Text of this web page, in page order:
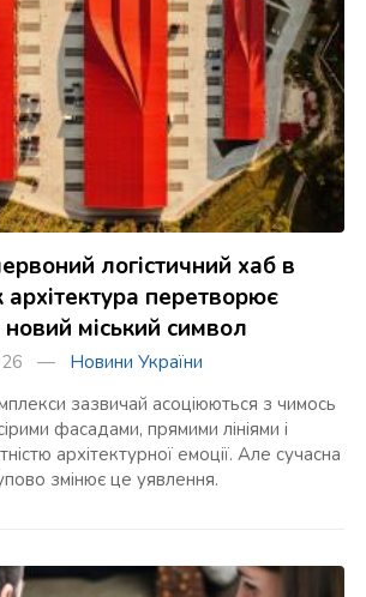
логістичний хаб в
архітектура перетворює
міський символ
— Новини України
зазвичай асоціюються з чимось
фасадами, прямими лініями і
архітектурної емоції. Але сучасна
змінює це уявлення.